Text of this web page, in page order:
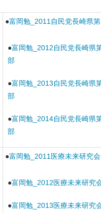
●富岡勉_2011自民党長崎県
●富岡勉_2012自民党長崎県
部
●富岡勉_2013自民党長崎県
部
●富岡勉_2014自民党長崎県
部
●富岡勉_2011医療未来研究会
●富岡勉_2012医療未来研究
●富岡勉_2013医療未来研究